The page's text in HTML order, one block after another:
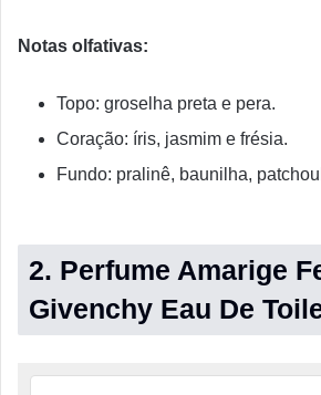
Notas olfativas:
Topo: groselha preta e pera.
Coração: íris, jasmim e frésia.
Fundo: pralinê, baunilha,
2. Perfume Amarige
Givenchy Eau De